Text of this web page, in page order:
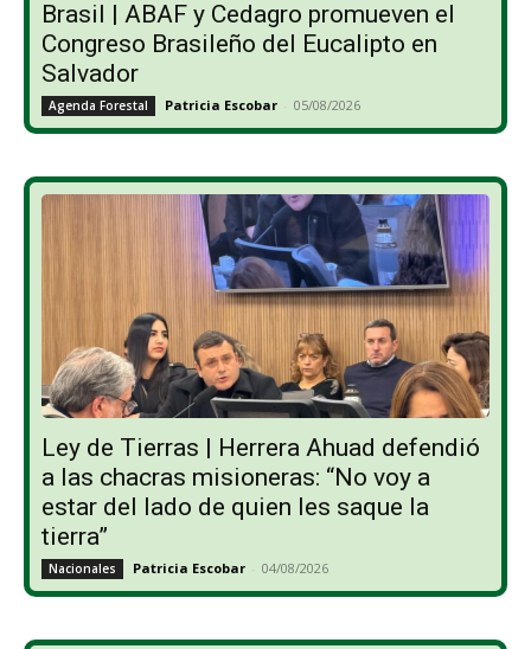
Brasil | ABAF y Cedagro promueven el
Congreso Brasileño del Eucalipto en
Salvador
Agenda Forestal Patricia Escobar - 05/08/2026
Ley de Tierras | Herrera Ahuad defendió
a las chacras misioneras: “No voy a
estar del lado de quien les saque la
tierra”
Nacionales Patricia Escobar - 04/08/2026